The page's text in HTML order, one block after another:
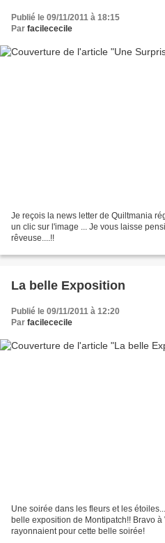
Publié le 09/11/2011 à 18:15
Par facilececile
Je reçois la news letter de Quiltmania
un clic sur l'image ... Je vous laisse
rêveuse....!!
La belle Exposition
Publié le 09/11/2011 à 12:20
Par facilececile
Une soirée dans les fleurs et les
belle exposition de Montipatch!! Bravo
rayonnaient pour cette belle soirée!